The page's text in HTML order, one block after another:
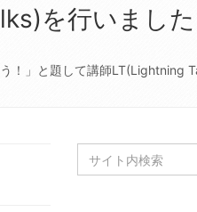
を行いました
！」と題して講師LT(Lightning